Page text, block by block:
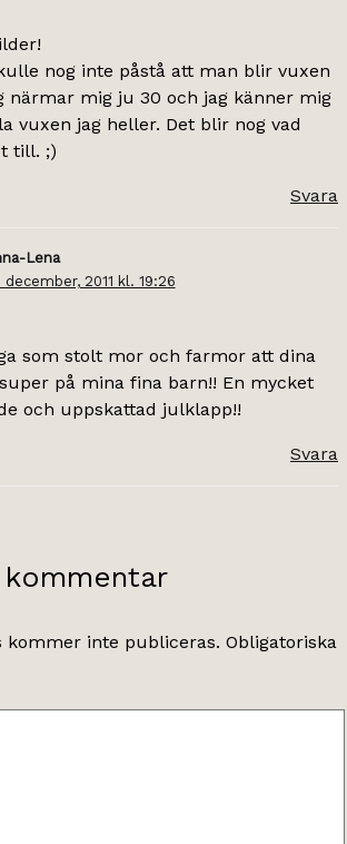
nog inte påstå att man blir vuxen
närmar mig ju 30 och jag känner mig
vuxen jag heller. Det blir nog vad
till. ;)
Svara
Lena
december, 2011 kl. 19:26
som stolt mor och farmor att dina
på mina fina barn!! En mycket
och uppskattad julklapp!!
Svara
kommentar
kommer inte publiceras. Obligatoriska